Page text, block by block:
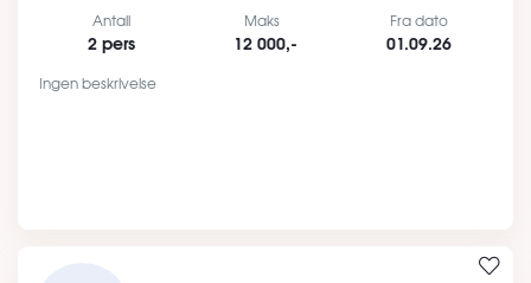
Antall
2 pers
Maks
12 000,-
Fra dato
01.09.26
Ingen beskrivelse